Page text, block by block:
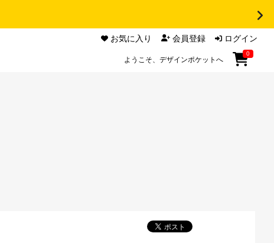
お気に入り 会員登録 ログイン
ようこそ、デザインポケットへ
0